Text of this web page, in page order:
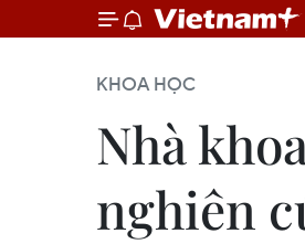
KHOA HỌC
Nhà
nghiên